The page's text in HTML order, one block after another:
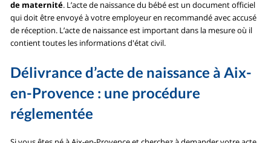
de maternité. L’acte de naissance du bébé est un document officiel
qui doit être envoyé à votre employeur en recommandé avec accusé
de réception. L’acte de naissance est important dans la mesure où il
contient toutes les informations d'état civil.
Délivrance d’acte de naissance à Aix-
en-Provence : une procédure
réglementée